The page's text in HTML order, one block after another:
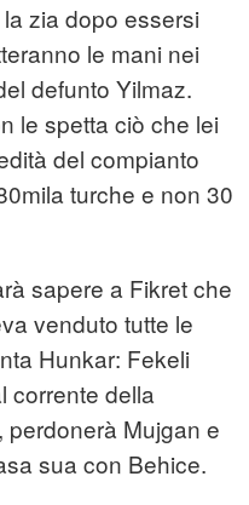
zia dopo essersi
le mani nei
defunto Yilmaz.
le spetta ciò che lei
del compianto
turche e non 30
sapere a Fikret che
venduto tutte le
Hunkar: Fekeli
corrente della
Mujgan e
sua con Behice.